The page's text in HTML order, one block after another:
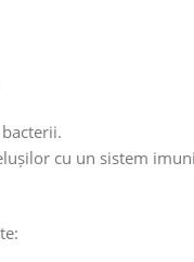
cu un sistem